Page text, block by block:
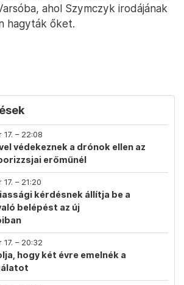
ahol Szymczyk irodájának
hagyták őket.
– 22:08
védekeznek a drónok ellen az
erőműnél
– 21:20
kérdésnek állítja be a
belépést az új
– 20:32
hogy két évre emelnék a